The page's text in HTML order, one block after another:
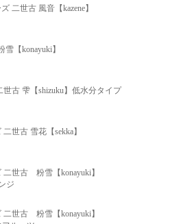
二世古 風音【kazene】
【konayuki】
世古 雫【shizuku】低水分タイプ
世古 雪花【sekka】
二世古 粉雪【konayuki】
ジ
二世古 粉雪【konayuki】